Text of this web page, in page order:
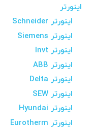
اینورتر
اینورتر Schneider
اینورتر Siemens
اینورتر Invt
اینورتر ABB
اینورتر Delta
اینورتر SEW
اینورتر Hyundai
اینورتر Eurotherm